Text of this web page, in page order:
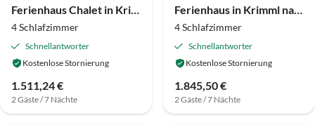
Ferienhaus Chalet in Krimml nahe Zillertal Ski Arena
4 Schlafzimmer
Schnellantworter
Kostenlose Stornierung
1.511,24 €
2 Gäste / 7 Nächte
Ferienhaus in Krimml nahe Zillertal Arena
4 Schlafzimmer
Schnellantworter
Kostenlose Stornierung
1.845,50 €
2 Gäste / 7 Nächte
Top-Inserat
4.9 (7) Top-Inserat
4.9 (2)